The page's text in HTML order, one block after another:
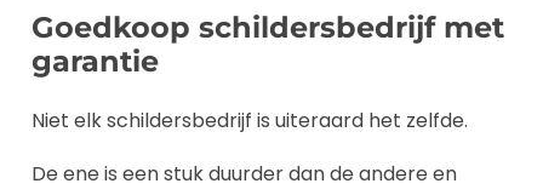
Goedkoop schildersbedrijf met
garantie
Niet elk schildersbedrijf is uiteraard het zelfde.
De ene is een stuk duurder dan de andere en